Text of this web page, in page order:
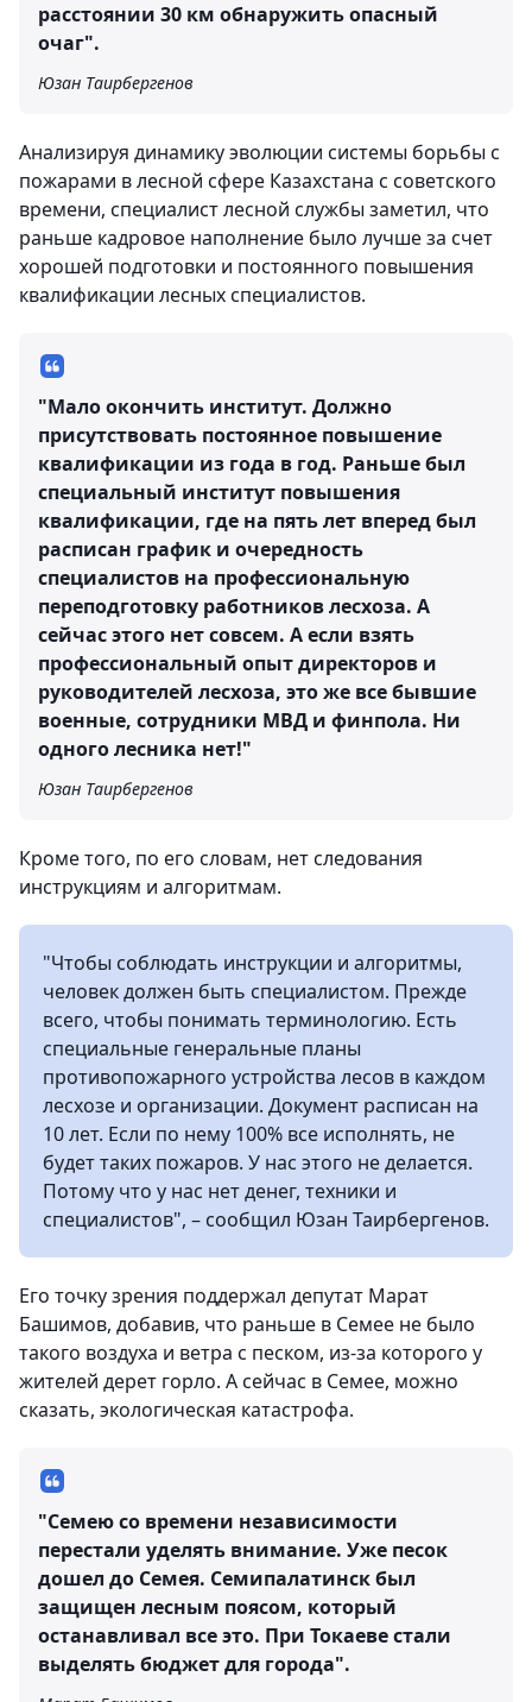
расстоянии 30 км обнаружить опасный
очаг".
Юзан Таирбергенов
Анализируя динамику эволюции системы борьбы с
пожарами в лесной сфере Казахстана с советского
времени, специалист лесной службы заметил, что
раньше кадровое наполнение было лучше за счет
хорошей подготовки и постоянного повышения
квалификации лесных специалистов.
"Мало окончить институт. Должно
присутствовать постоянное повышение
квалификации из года в год. Раньше был
специальный институт повышения
квалификации, где на пять лет вперед был
расписан график и очередность
специалистов на профессиональную
переподготовку работников лесхоза. А
сейчас этого нет совсем. А если взять
профессиональный опыт директоров и
руководителей лесхоза, это же все бывшие
военные, сотрудники МВД и финпола. Ни
одного лесника нет!"
Юзан Таирбергенов
Кроме того, по его словам, нет следования
инструкциям и алгоритмам.
"Чтобы соблюдать инструкции и алгоритмы,
человек должен быть специалистом. Прежде
всего, чтобы понимать терминологию. Есть
специальные генеральные планы
противопожарного устройства лесов в каждом
лесхозе и организации. Документ расписан на
10 лет. Если по нему 100% все исполнять, не
будет таких пожаров. У нас этого не делается.
Потому что у нас нет денег, техники и
специалистов", – сообщил Юзан Таирбергенов.
Его точку зрения поддержал депутат Марат
Башимов, добавив, что раньше в Семее не было
такого воздуха и ветра с песком, из-за которого у
жителей дерет горло. А сейчас в Семее, можно
сказать, экологическая катастрофа.
"Семею со времени независимости
перестали уделять внимание. Уже песок
дошел до Семея. Семипалатинск был
защищен лесным поясом, который
останавливал все это. При Токаеве стали
выделять бюджет для города".